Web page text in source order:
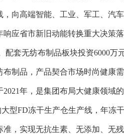
，向高端智能、工业、军工、汽
响应省市新旧动能转换重大决策
配套无纺布制品板块投资6000
布制品，产品契合市场时尚健康
年，是集团布局大健康领域
型FD冻干生产仓生产线，年冻
，实现无抗生素、无添加、无